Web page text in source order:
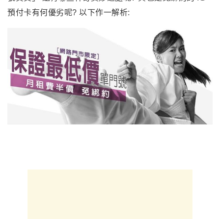
預付卡有何優劣呢? 以下作一解析: